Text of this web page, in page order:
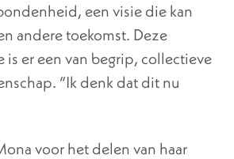
een visie die kan
andere toekomst. Deze
is er een van begrip, collectieve
“Ik denk dat dit nu
voor het delen van haar